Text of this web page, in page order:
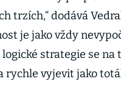
trzích,“ dodává
je jako vždy
strategie se na
rychle vyjevit jako